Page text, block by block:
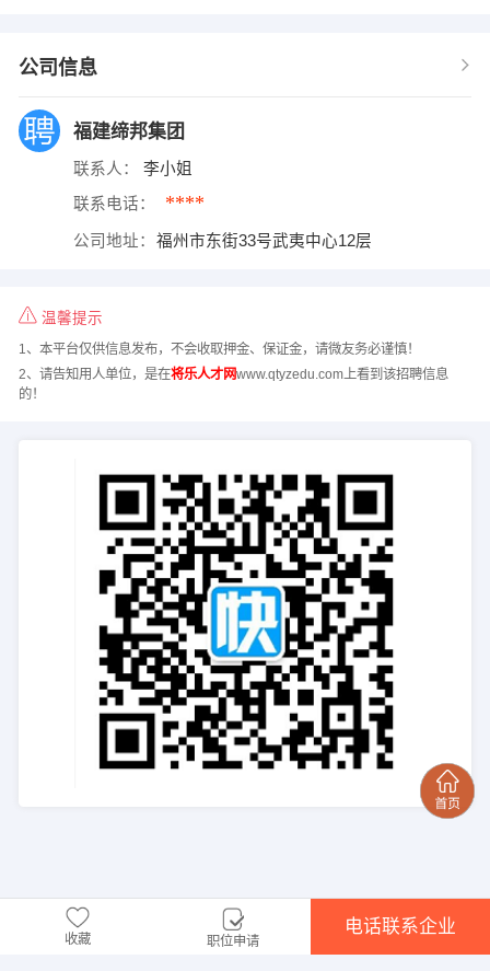
公司信息
福建缔邦集团
联系人： 李小姐
联系电话： ****
公司地址： 福州市东街33号武夷中心12层
温馨提示
1、本平台仅供信息发布，不会收取押金、保证金，请微友务必谨慎！
2、请告知用人单位，是在将乐人才网www.qtyzedu.com上看到该招聘信息
的！
收藏 职位申请
电话联系企业